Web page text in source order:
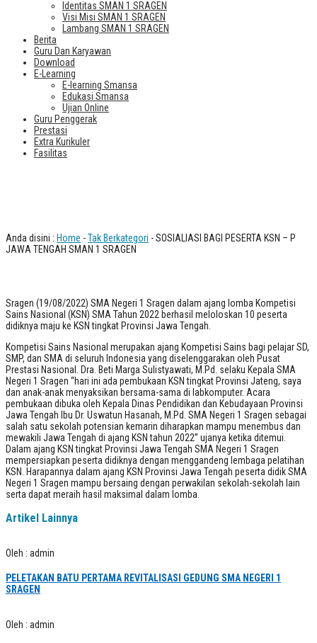
Identitas SMAN 1 SRAGEN
Visi Misi SMAN 1 SRAGEN
Lambang SMAN 1 SRAGEN
Berita
Guru Dan Karyawan
Download
E-Learning
E-learning Smansa
Edukasi Smansa
Ujian Online
Guru Penggerak
Prestasi
Extra Kurikuler
Fasilitas
Anda disini : Home -Tak Berkategori - SOSIALIASI BAGI PESERTA KSN – P
JAWA TENGAH SMAN 1 SRAGEN
Sragen (19/08/2022) SMA Negeri 1 Sragen dalam ajang lomba Kompetisi
Sains Nasional (KSN) SMA Tahun 2022 berhasil meloloskan 10 peserta
didiknya maju ke KSN tingkat Provinsi Jawa Tengah.
Kompetisi Sains Nasional merupakan ajang Kompetisi Sains bagi pelajar SD,
SMP, dan SMA di seluruh Indonesia yang diselenggarakan oleh Pusat
Prestasi Nasional. Dra. Beti Marga Sulistyawati, M.Pd. selaku Kepala SMA
Negeri 1 Sragen “hari ini ada pembukaan KSN tingkat Provinsi Jateng, saya
dan anak-anak menyaksikan bersama-sama di labkomputer. Acara
pembukaan dibuka oleh Kepala Dinas Pendidikan dan Kebudayaan Provinsi
Jawa Tengah Ibu Dr. Uswatun Hasanah, M.Pd. SMA Negeri 1 Sragen sebagai
salah satu sekolah potensian kemarin diharapkan mampu menembus dan
mewakili Jawa Tengah di ajang KSN tahun 2022” ujanya ketika ditemui.
Dalam ajang KSN tingkat Provinsi Jawa Tengah SMA Negeri 1 Sragen
mempersiapkan peserta didiknya dengan menggandeng lembaga pelatihan
KSN. Harapannya dalam ajang KSN Provinsi Jawa Tengah peserta didik SMA
Negeri 1 Sragen mampu bersaing dengan perwakilan sekolah-sekolah lain
serta dapat meraih hasil maksimal dalam lomba.
Artikel Lainnya
Oleh : admin
PELETAKAN BATU PERTAMA REVITALISASI GEDUNG SMA NEGERI 1
SRAGEN
Oleh : admin